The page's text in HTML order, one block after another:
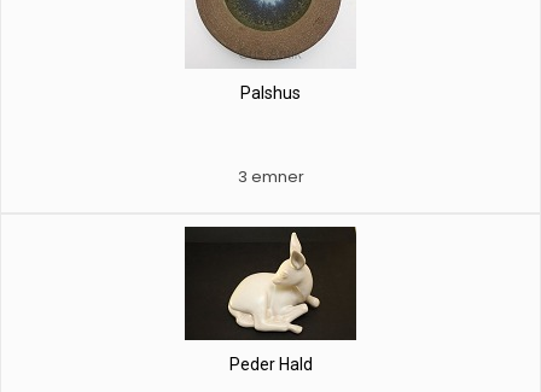
Palshus
3 emner
Peder Hald